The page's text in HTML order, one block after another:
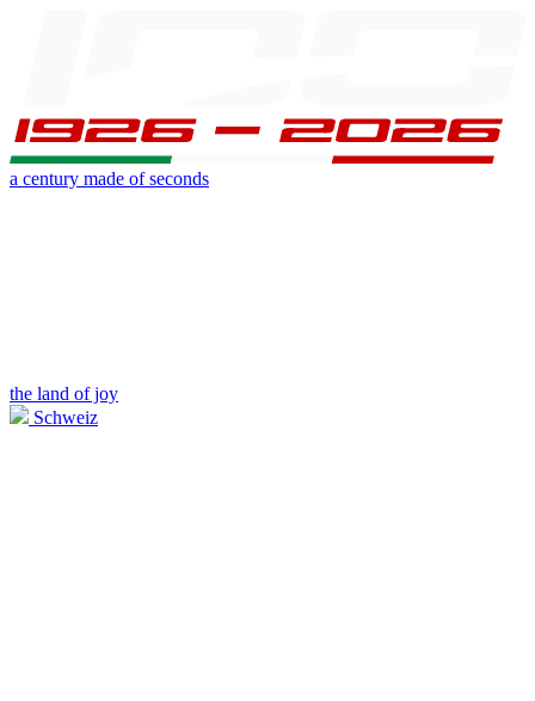
a century made of seconds
the land of joy
Schweiz